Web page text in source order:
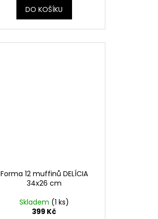
DO KOŠÍKU
Forma 12 muffinů DELÍCIA
34x26 cm
Skladem (1 ks)
399 Kč